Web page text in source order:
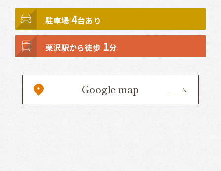
駐車場 4台あり
栗沢駅から徒歩 1分
Google map